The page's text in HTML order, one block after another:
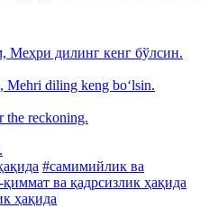
Меҳри дилинг кенг бўлсин.
Mehri diling keng bo‘lsin.
the reckoning.
#самимийлик ва
қиммат ва қадрсизлик ҳақида
ҳақида